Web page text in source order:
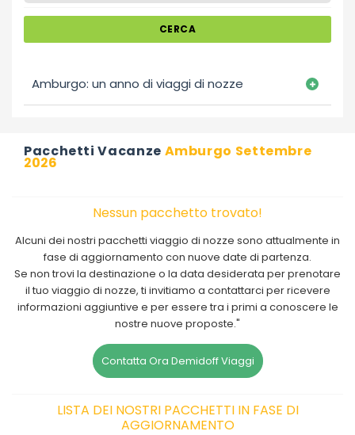
CERCA
Amburgo: un anno di viaggi di nozze
Pacchetti Vacanze Amburgo Settembre
2026
Nessun pacchetto trovato!
Alcuni dei nostri pacchetti viaggio di nozze sono attualmente in
fase di aggiornamento con nuove date di partenza.
Se non trovi la destinazione o la data desiderata per prenotare
il tuo viaggio di nozze, ti invitiamo a contattarci per ricevere
informazioni aggiuntive e per essere tra i primi a conoscere le
nostre nuove proposte."
Contatta Ora Demidoff Viaggi
LISTA DEI NOSTRI PACCHETTI IN FASE DI
AGGIORNAMENTO